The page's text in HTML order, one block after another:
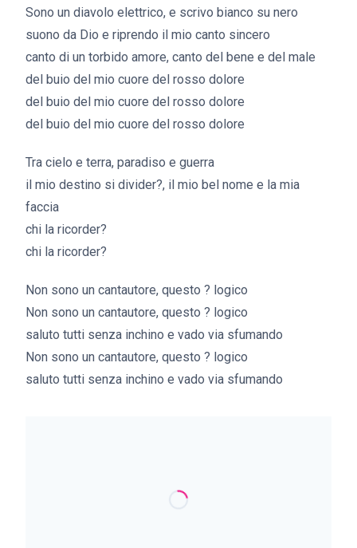
Sono un diavolo elettrico, e scrivo bianco su nero
suono da Dio e riprendo il mio canto sincero
canto di un torbido amore, canto del bene e del male
del buio del mio cuore del rosso dolore
del buio del mio cuore del rosso dolore
del buio del mio cuore del rosso dolore
Tra cielo e terra, paradiso e guerra
il mio destino si divider?, il mio bel nome e la mia
faccia
chi la ricorder?
chi la ricorder?
Non sono un cantautore, questo ? logico
Non sono un cantautore, questo ? logico
saluto tutti senza inchino e vado via sfumando
Non sono un cantautore, questo ? logico
saluto tutti senza inchino e vado via sfumando